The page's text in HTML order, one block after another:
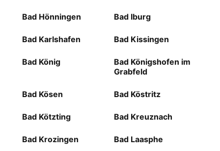
Bad Hönningen Bad Iburg
Bad Karlshafen Bad Kissingen
Bad König
Bad Königshofen im
Grabfeld
Bad Kösen Bad Köstritz
Bad Kötzting Bad Kreuznach
Bad Krozingen Bad Laasphe